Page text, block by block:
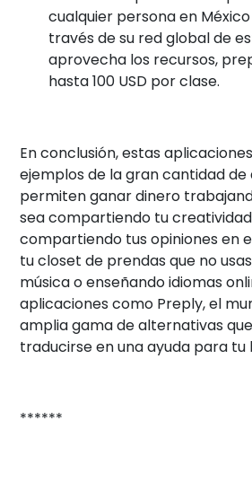
cualquier persona en
través de su red global de
aprovecha los recursos,
hasta 100 USD por clase.
En conclusión, estas
ejemplos de la gran cantidad
permiten ganar dinero
sea compartiendo tu
compartiendo tus opiniones en
tu closet de prendas que no
música o enseñando idiomas
aplicaciones como Preply, el
amplia gama de alternativas
traducirse en una ayuda para tu
******